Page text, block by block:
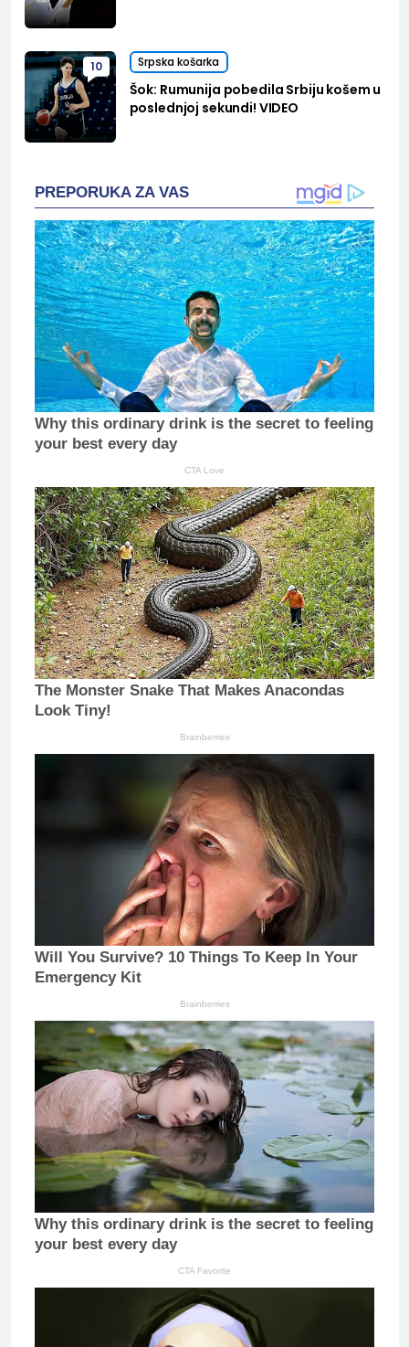
10 Srpska košarka
Šok: Rumunija pobedila Srbiju košem u
poslednjoj sekundi! VIDEO
PREPORUKA ZA VAS
Why this ordinary drink is the secret to feeling
your best every day
CTA Love
The Monster Snake That Makes Anacondas
Look Tiny!
Brainberries
Will You Survive? 10 Things To Keep In Your
Emergency Kit
Brainberries
Why this ordinary drink is the secret to feeling
your best every day
CTA Favorite